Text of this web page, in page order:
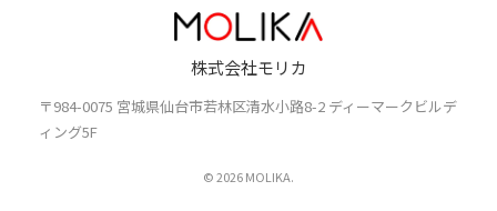
株式会社モリカ
〒984-0075 宮城県仙台市若林区清水小路8-2 ディーマークビルデ
ィング5F
© 2026 MOLIKA.